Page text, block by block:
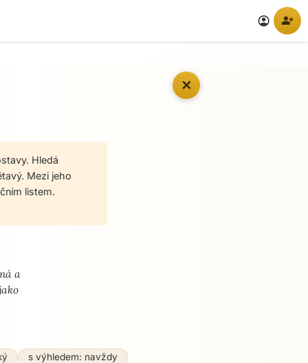
account_circle person_add
✕
Hledá
Mezi jeho
listem.
a
s výhledem: navždy